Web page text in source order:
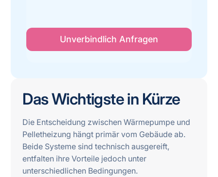
Das Wichtigste in Kürze
Die Entscheidung zwischen Wärmepumpe und
Pelletheizung hängt primär vom Gebäude ab.
Beide Systeme sind technisch ausgereift,
entfalten ihre Vorteile jedoch unter
unterschiedlichen Bedingungen.